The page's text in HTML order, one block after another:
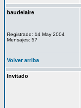
baudelaire
Registrado: 14 May 2004
Mensajes: 57
Volver arriba
Invitado